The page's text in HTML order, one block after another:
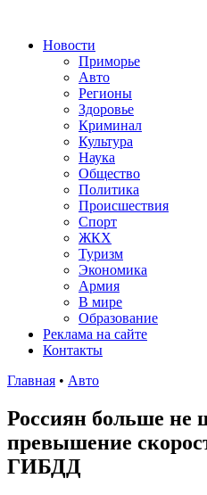
Новости
Приморье
Авто
Регионы
Здоровье
Криминал
Культура
Наука
Общество
Политика
Происшествия
Спорт
ЖКХ
Туризм
Экономика
Армия
В мире
Образование
Реклама на сайте
Контакты
Главная • Авто
Россиян больше не
превышение
ГИБДД